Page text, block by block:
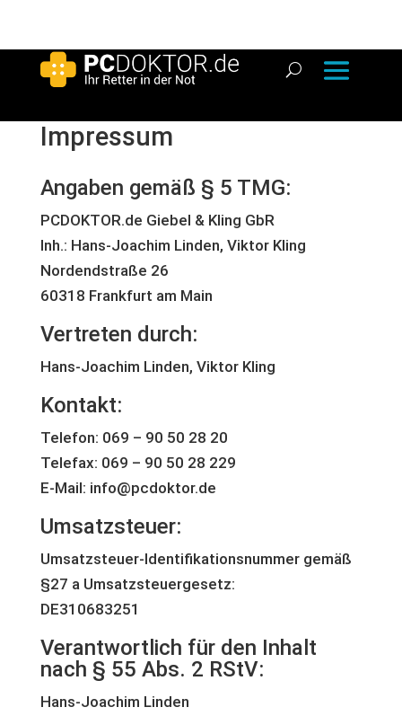
Impressum
Angaben gemäß § 5 TMG:
PCDOKTOR.de Giebel & Kling GbR
Inh.: Hans-Joachim Linden, Viktor Kling
Nordendstraße 26
60318 Frankfurt am Main
Vertreten durch:
Hans-Joachim Linden, Viktor Kling
Kontakt:
Telefon: 069 – 90 50 28 20
Telefax: 069 – 90 50 28 229
E-Mail: info@pcdoktor.de
Umsatzsteuer:
Umsatzsteuer-Identifikationsnummer gemäß
§27 a Umsatzsteuergesetz:
DE310683251
Verantwortlich für den Inhalt
nach § 55 Abs. 2 RStV:
Hans-Joachim Linden